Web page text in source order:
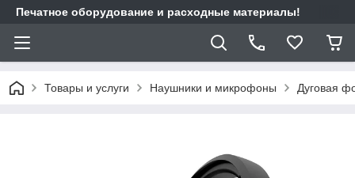
Печатное оборудование и расходные материалы!
Товары и услуги Наушники и микрофоны Дуговая